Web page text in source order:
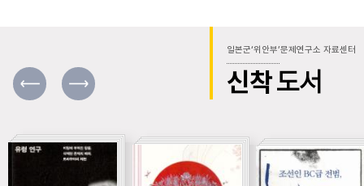
일본군‘위안부’문제연구소 자료센터
신착도서